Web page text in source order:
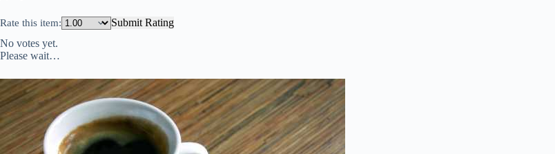
Rate this item:
Submit Rating
No votes yet.
Please wait…